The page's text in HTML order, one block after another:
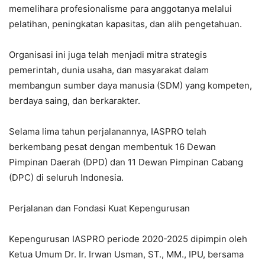
memelihara profesionalisme para anggotanya melalui
pelatihan, peningkatan kapasitas, dan alih pengetahuan.
Organisasi ini juga telah menjadi mitra strategis
pemerintah, dunia usaha, dan masyarakat dalam
membangun sumber daya manusia (SDM) yang kompeten,
berdaya saing, dan berkarakter.
Selama lima tahun perjalanannya, IASPRO telah
berkembang pesat dengan membentuk 16 Dewan
Pimpinan Daerah (DPD) dan 11 Dewan Pimpinan Cabang
(DPC) di seluruh Indonesia.
Perjalanan dan Fondasi Kuat Kepengurusan
Kepengurusan IASPRO periode 2020-2025 dipimpin oleh
Ketua Umum Dr. Ir. Irwan Usman, ST., MM., IPU, bersama